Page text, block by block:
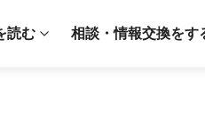
読む 相談・情報交換をす